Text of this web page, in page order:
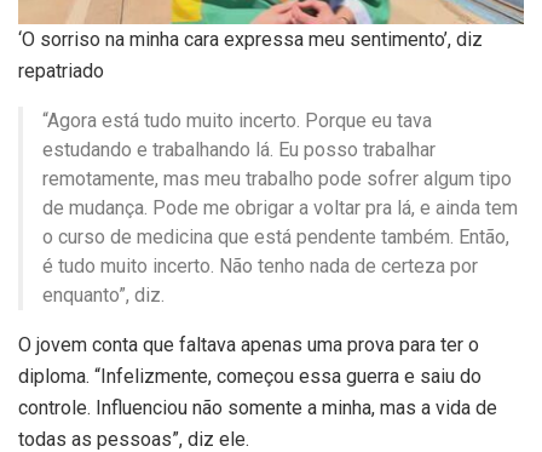
‘O sorriso na minha cara expressa meu sentimento’, diz
repatriado
“Agora está tudo muito incerto. Porque eu tava
estudando e trabalhando lá. Eu posso trabalhar
remotamente, mas meu trabalho pode sofrer algum tipo
de mudança. Pode me obrigar a voltar pra lá, e ainda tem
o curso de medicina que está pendente também. Então,
é tudo muito incerto. Não tenho nada de certeza por
enquanto”, diz.
O jovem conta que faltava apenas uma prova para ter o
diploma. “Infelizmente, começou essa guerra e saiu do
controle. Influenciou não somente a minha, mas a vida de
todas as pessoas”, diz ele.